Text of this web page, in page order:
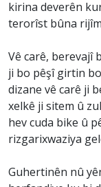
kirina deverên
terorîst bûna
Vê carê, berevajî
ji bo pêşî girtin
dizane vê carê ji
xelkê ji sitem û
hev cuda bike û
rizgarixwaziya
Guhertinên nû